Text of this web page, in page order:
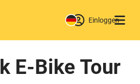
Einloggen
E-Bike Tour